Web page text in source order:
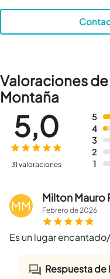
Valoraciones
Montaña
5
4
3
2
1
5,0
31 valoraciones
MM
Milton Mauro
Febrerode2026
Es un lugar
Respuesta de